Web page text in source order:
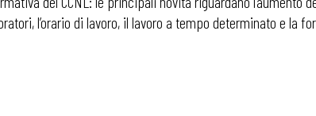
l’orario di lavoro, il lavoro a tempo determinato e la